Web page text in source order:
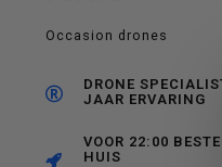
Occasion drones
DRONE
JAAR ERVARING
VOOR 22:00
HUIS